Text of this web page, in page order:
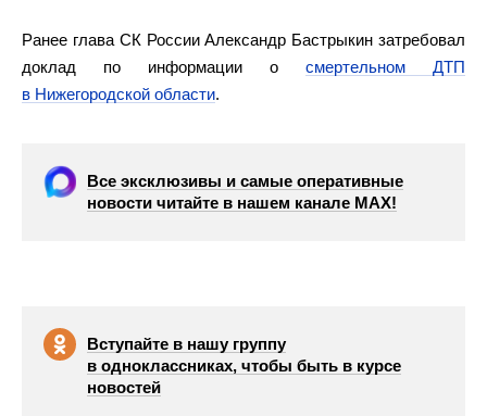
Ранее глава СК России Александр Бастрыкин затребовал
доклад по информации о смертельном ДТП
в Нижегородской области.
Все эксклюзивы и самые оперативные
новости читайте в нашем канале МАХ!
Вступайте в нашу группу
в одноклассниках, чтобы быть в курсе
новостей